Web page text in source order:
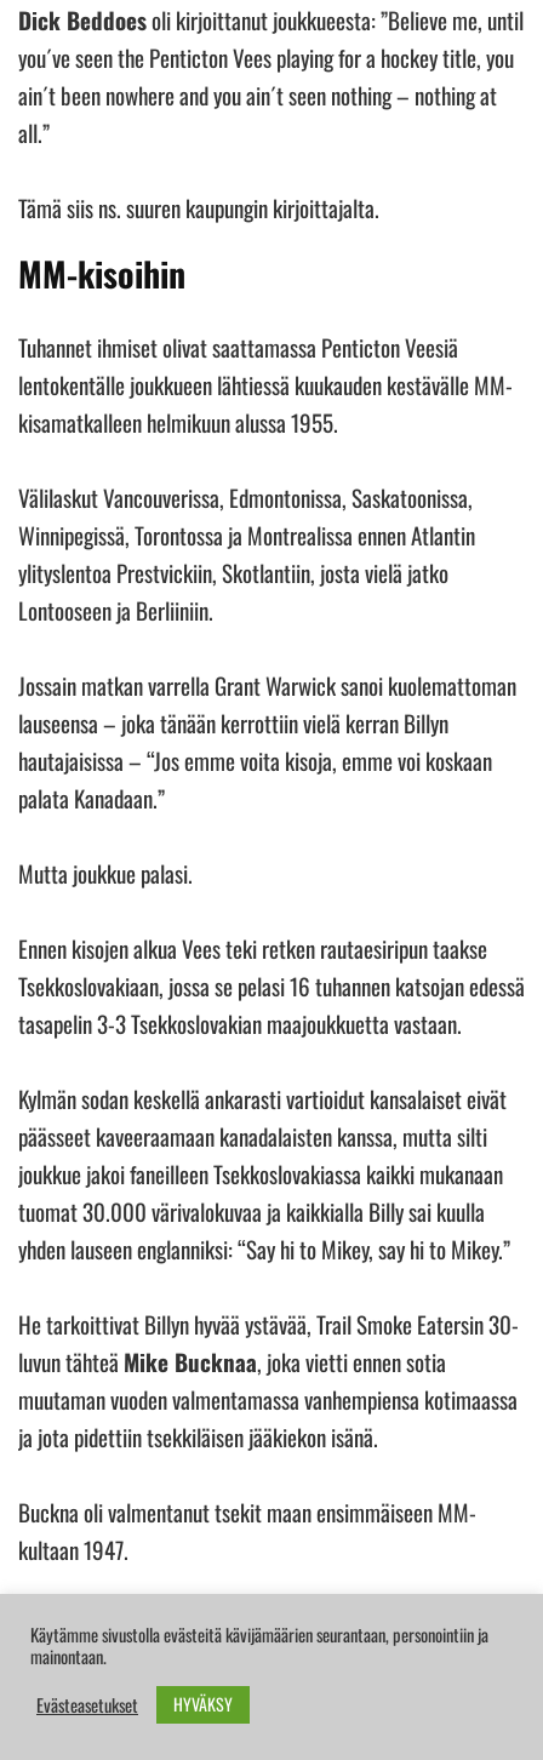
Dick Beddoesoli kirjoittanut joukkueesta: ”Believe me, until
you´ve seen the Penticton Vees playing for a hockey title, you
ain´t been nowhere and you ain´t seen nothing – nothing at
all.”
Tämä siis ns. suuren kaupungin kirjoittajalta.
MM-kisoihin
Tuhannet ihmiset olivat saattamassa Penticton Veesiä
lentokentälle joukkueen lähtiessä kuukauden kestävälle MM-
kisamatkalleen helmikuun alussa 1955.
Välilaskut Vancouverissa, Edmontonissa, Saskatoonissa,
Winnipegissä, Torontossa ja Montrealissa ennen Atlantin
ylityslentoa Prestvickiin, Skotlantiin, josta vielä jatko
Lontooseen ja Berliiniin.
Jossain matkan varrella Grant Warwick sanoi kuolemattoman
lauseensa – joka tänään kerrottiin vielä kerran Billyn
hautajaisissa – “Jos emme voita kisoja, emme voi koskaan
palata Kanadaan.”
Mutta joukkue palasi.
Ennen kisojen alkua Vees teki retken rautaesiripun taakse
Tsekkoslovakiaan, jossa se pelasi 16 tuhannen katsojan edessä
tasapelin 3-3 Tsekkoslovakian maajoukkuetta vastaan.
Kylmän sodan keskellä ankarasti vartioidut kansalaiset eivät
päässeet kaveeraamaan kanadalaisten kanssa, mutta silti
joukkue jakoi faneilleen Tsekkoslovakiassa kaikki mukanaan
tuomat 30.000 värivalokuvaa ja kaikkialla Billy sai kuulla
yhden lauseen englanniksi: “Say hi to Mikey, say hi to Mikey.”
He tarkoittivat Billyn hyvää ystävää, Trail Smoke Eatersin 30-
luvun tähteä Mike Bucknaa, joka vietti ennen sotia
muutaman vuoden valmentamassa vanhempiensa kotimaassa
ja jota pidettiin tsekkiläisen jääkiekon isänä.
Buckna oli valmentanut tsekit maan ensimmäiseen MM-
kultaan 1947.
Itse turnauksessa Penticton Vees voitti kaikki pelit ja Billy
valittiin kisojen parhaaksi pelaajaksi. Hän teki kuusi maalia
USA:ta vastaan, kaksi maalia Tsekkoslovakiaa vastaan
Käytämme sivustolla evästeitä kävijämäärien seurantaan, personointiin ja
mainontaan.
Evästeasetukset
HYVÄKSY